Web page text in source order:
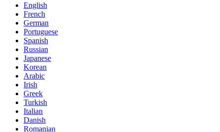
English
French
German
Portuguese
Spanish
Russian
Japanese
Korean
Arabic
Irish
Greek
Turkish
Italian
Danish
Romanian